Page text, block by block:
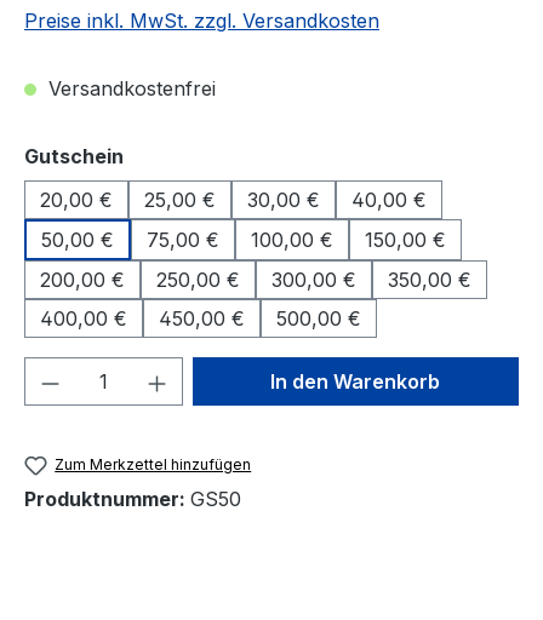
Preise inkl. MwSt. zzgl. Versandkosten
Versandkostenfrei
Gutschein
20,00 €
25,00 € 30,00 €
40,00 €
50,00 €
75,00 € 100,00 €
150,00 €
200,00 €
250,00 € 300,00 €
350,00 €
400,00 €
450,00 € 500,00 €
Produkt Anzahl: Gib denIn den Warenkorb
Zum Merkzettel hinzufügen
Produktnummer: GS50